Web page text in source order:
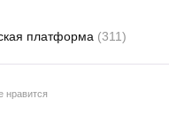
платформа (311)
нравится